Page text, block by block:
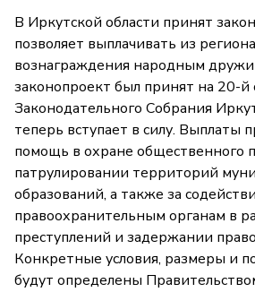
В Иркутской области принят
позволяет выплачивать из
вознаграждения народным
законопроект был принят на 20-й
Законодательного Собрания
теперь вступает в силу. Выплаты
помощь в охране общественного
патрулировании территорий
образований, а также за
правоохранительным органам в
преступлений и задержании
Конкретные условия, размеры и
будут определены